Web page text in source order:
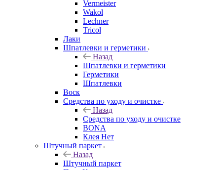
Vermeister
Wakol
Lechner
Tricol
Лаки
Шпатлевки и герметики
Назад
Шпатлевки и герметики
Герметики
Шпатлевки
Воск
Средства по уходу и очистке
Назад
Средства по уходу и очистке
BONA
Клея Нет
Штучный паркет
Назад
Штучный паркет